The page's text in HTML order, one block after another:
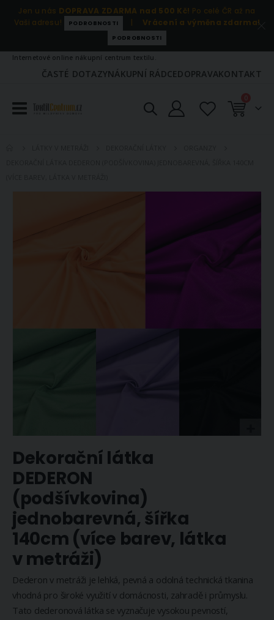
Jen u nás DOPRAVA ZDARMA nad 500 Kč! Po celé ČR až na
Vaši adresu!
PODROBNOSTI | Vrácení a výměna zdarma!
PODROBNOSTI
Internetové online nákupní centrum textilu.
ČASTÉ DOTAZYNÁKUPNÍ RÁDCEDOPRAVAKONTAKT
Košík
0položky
na
začátek
galerie
s
obrázky
Dekorační látka
DEDERON
(podšívkovina)
jednobarevná, šířka
140cm (více barev, látka
v metráži)
Dederon v metráži je lehká, pevná a odolná technická tkanina
vhodná pro široké využití v domácnosti, zahradě i průmyslu.
Tato dederonová látka se vyznačuje vysokou pevností,